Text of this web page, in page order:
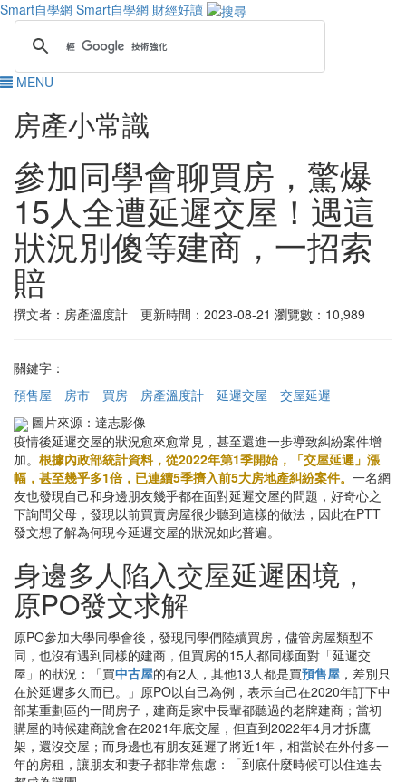
Smart自學網 Smart自學網 財經好讀
MENU
房產小常識
參加同學會聊買房，驚爆
15人全遭延遲交屋！遇這
狀況別傻等建商，一招索
賠
撰文者：房產溫度計 更新時間：2023-08-21 瀏覽數：10,989
關鍵字：
預售屋
房市 買房 房產溫度計 延遲交屋
交屋延遲
圖片來源：達志影像
疫情後延遲交屋的狀況愈來愈常見，甚至還進一步導致糾紛案件增
加。 根據內政部統計資料，從2022年第1季開始，「交屋延遲」漲
幅，甚至幾乎多1倍，已連續5季擠入前5大房地產糾紛案件。 一名網
友也發現自己和身邊朋友幾乎都在面對延遲交屋的問題，好奇心之
下詢問父母，發現以前買賣房屋很少聽到這樣的做法，因此在PTT
發文想了解為何現今延遲交屋的狀況如此普遍。
身邊多人陷入交屋延遲困境，
原PO發文求解
原PO參加大學同學會後，發現同學們陸續買房，儘管房屋類型不
同，也沒有遇到同樣的建商，但買房的15人都同樣面對「延遲交
屋」的狀況：「買中古屋的有2人，其他13人都是買預售屋 ，差別只
在於延遲多久而已。」原PO以自己為例，表示自己在2020年訂下中
部某重劃區的一間房子，建商是家中長輩都聽過的老牌建商；當初
購屋的時候建商說會在2021年底交屋，但直到2022年4月才拆鷹
架，還沒交屋；而身邊也有朋友延遲了將近1年，相當於在外付多一
年的房租，讓朋友和妻子都非常焦慮：「到底什麼時候可以住進去